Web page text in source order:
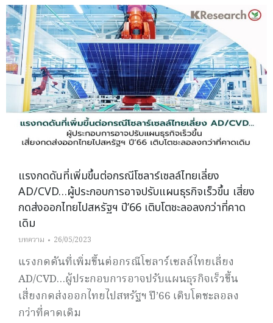
แรงกดดันที่เพิ่มขึ้นต่อกรณีโซลาร์เซลล์ไทยเลี่ยง
AD/CVD…ผู้ประกอบการอาจปรับแผนธุรกิจเร็วขึ้น เสี่ยง
กดส่งออกไทยไปสหรัฐฯ ปี’66 เติบโตชะลอลงกว่าที่คาด
เดิม
บทความ 26/05/2023
แรงกดดันที่เพิ่มขึ้นต่อกรณีโซลาร์เซลล์ไทยเลี่ยง
AD/CVD…ผู้ประกอบการอาจปรับแผนธุรกิจเร็วขึ้น
เสี่ยงกดส่งออกไทยไปสหรัฐฯ ปี’66 เติบโตชะลอลง
กว่าที่คาดเดิม